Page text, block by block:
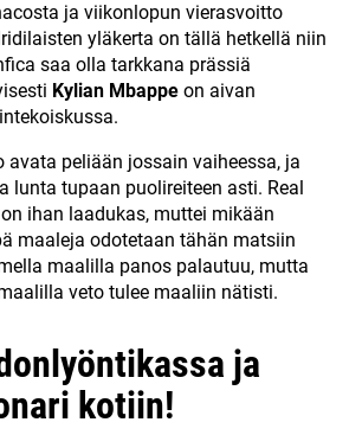
ja viikonlopun vierasvoitto
yläkerta on tällä hetkellä niin
saa olla tarkkana prässiä
Kylian Mbappe on aivan
avata peliään jossain vaiheessa, ja
lunta tupaan puolireiteen asti. Real
ihan laadukas, muttei mikään
maaleja odotetaan tähän matsiin
maalilla panos palautuu, mutta
veto tulee maaliin nätisti.
ja
kotiin!